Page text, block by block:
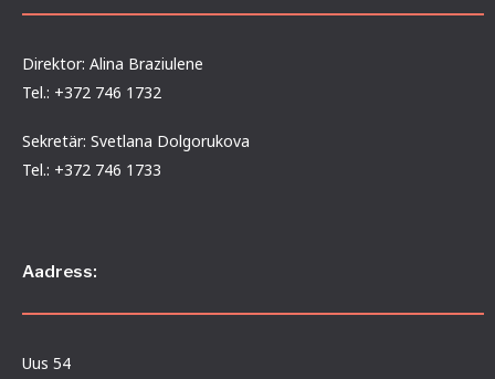
Direktor: Alina Braziulene
Tel.: +372 746 1732
Sekretär: Svetlana Dolgorukova
Tel.: +372 746 1733
Aadress:
Uus 54